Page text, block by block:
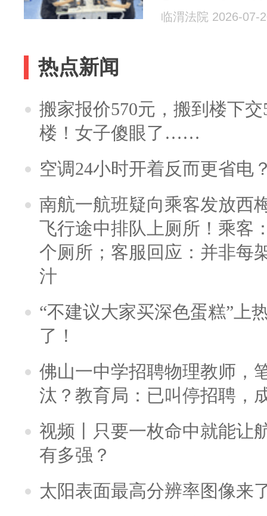
临渭法院 2026-07-
热点新闻
搬家报价570元，搬到楼下
楼！女子傻眼了……
空调24小时开着反而更省电
南航一航班疑向乘客发放西
飞行途中排队上厕所！乘客
个厕所；客服回应：并非每
汁
“不建议大家买深色蛋糕”上
了！
佛山一中学招聘物理教师，
汰？教育局：已叫停招聘，
视频丨只要一枚命中就能让
有多强？
太阳表面最高分辨率图像来